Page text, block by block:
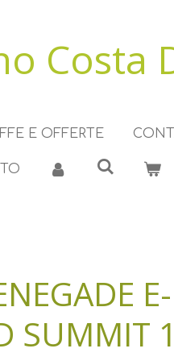
Costa
E OFFERTE
E-
SUMMIT